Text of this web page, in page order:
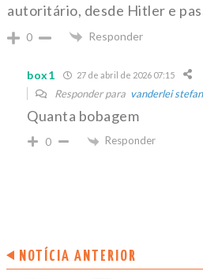
autoritário, desde Hitler e
0 Responder
box1 27 de abril de 2026 07:15
Responder para vanderlei
Quanta bobagem
0 Responder
NOTÍCIA ANTERIOR